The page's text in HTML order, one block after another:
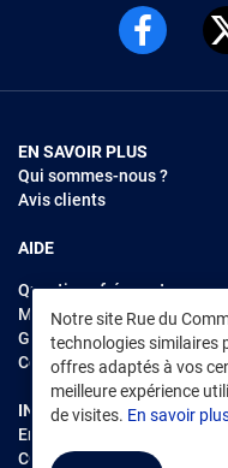
Notre site Rue du
technologies similaires
offres adaptés à vos
meilleure expérience
de visites. En savoir
EN SAVOIR PLUS
Qui sommes-nous ?
Avis clients
AIDE
Questions fréquentes
Modes de règlements
Garantie et retours
Contacter Rue du
INFORMATIONS LÉGALES
Environnement
CGV /CGU Marketplace